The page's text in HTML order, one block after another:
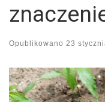
Opublikowano 23